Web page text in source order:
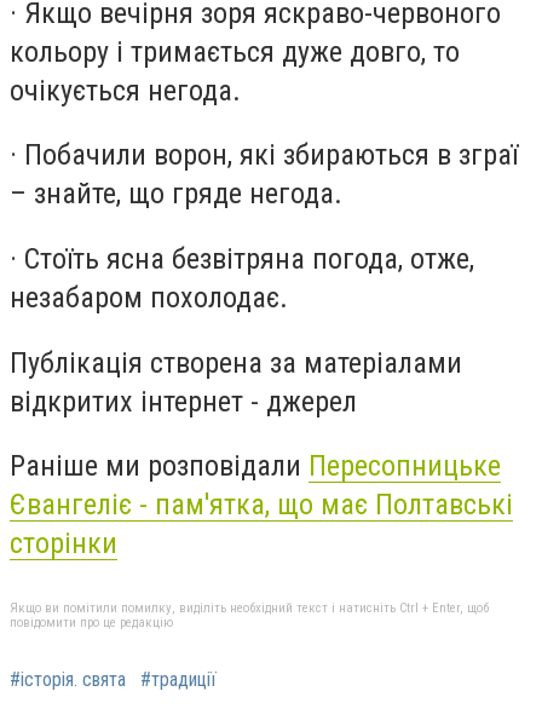
· Якщо вечірня зоря яскраво-червоного
кольору і тримається дуже довго, то
очікується негода.
· Побачили ворон, які збираються в зграї
– знайте, що гряде негода.
· Стоїть ясна безвітряна погода, отже,
незабаром похолодає.
Публікація створена за матеріалами
відкритих інтернет - джерел
Раніше ми розповідали Пересопницьке
Євангеліє - пам'ятка, що має Полтавські
сторінки
Якщо ви помітили помилку, виділіть необхідний текст і натисніть Ctrl + Enter, щоб
повідомити про це редакцію
#історія. свята #традиції